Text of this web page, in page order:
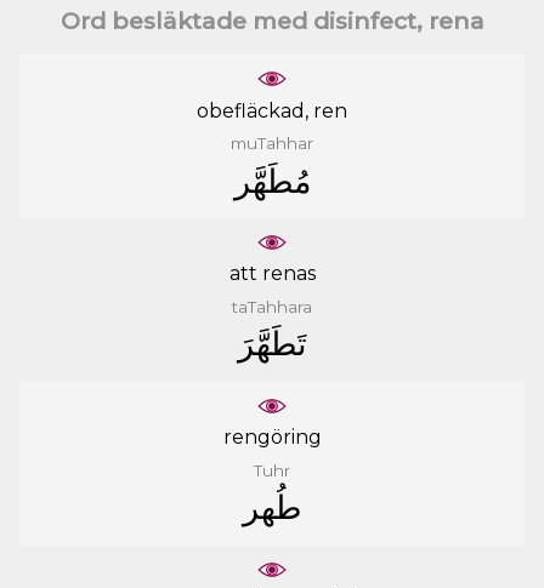
Ord besläktade med disinfect, rena
obefläckad, ren
muTahhar
ﻣُﻄَﻬَّﺮ
att renas
taTahhara
ﺗَﻄَﻬَّﺮَ
rengöring
Tuhr
ﻃُﻬﺮ